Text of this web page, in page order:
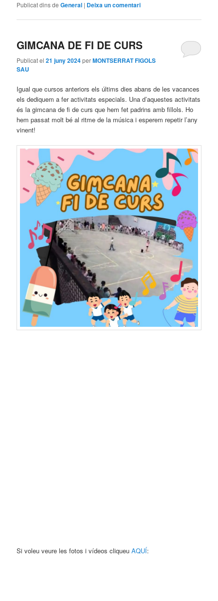
Publicat dins de General | Deixa un comentari
GIMCANA DE FI DE CURS
Publicat el21 juny 2024perMONTSERRAT FIGOLS
SAU
Igual que cursos anteriors els últims dies abans de les vacances
els dediquem a fer activitats especials. Una d’aquestes activitats
és la gimcana de fi de curs que hem fet padrins amb fillols. Ho
hem passat molt bé al ritme de la música i esperem repetir l’any
vinent!
Si voleu veure les fotos i vídeos cliqueuAQUÍ: